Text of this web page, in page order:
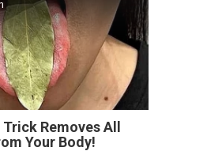
Removes All
Your Body!